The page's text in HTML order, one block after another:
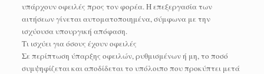
υπάρχουν οφειλές προς τον φορέα. Η επεξεργασία των
αιτήσεων γίνεται αυτοματοποιημένα, σύμφωνα με την
ισχύουσα υπουργική απόφαση.
Τι ισχύει για όσους έχουν οφειλές
Σε περίπτωση ύπαρξης οφειλών, ρυθμισμένων ή μη, το ποσό
συμψηφίζεται και αποδίδεται το υπόλοιπο που προκύπτει μετά